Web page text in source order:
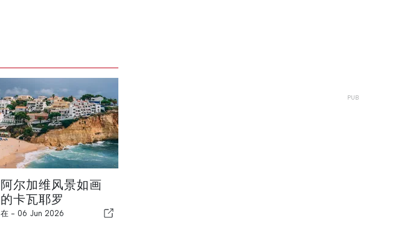
阿尔加维风景如画
的卡瓦耶罗
在 - 06 Jun 2026